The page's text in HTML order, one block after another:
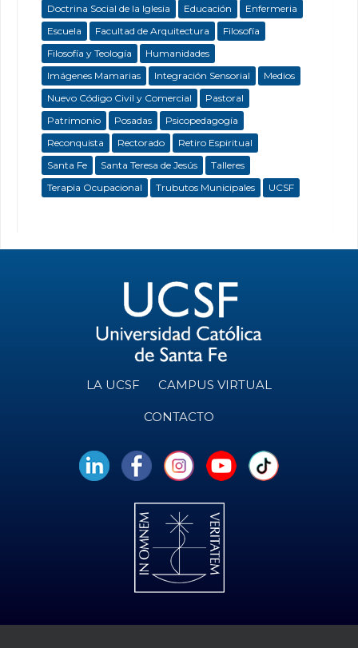
Doctrina Social de la Iglesia
Educación
Enfermeria
Escuela
Facultad de Arquitectura
Filosofía
Filosofía y Teología
Humanidades
Imágenes Mamarias
Integración Sensorial
Medios
Nuevo Código Civil y Comercial
Pastoral
Patrimonio
Posadas
Psicopedagogía
Reconquista
Rectorado
Retiro Espiritual
Santa Fe
Santa Teresa de Jesús
Talleres
Terapia Ocupacional
Trubutos Municipales UCSF
LA UCSF CAMPUS VIRTUAL
CONTACTO